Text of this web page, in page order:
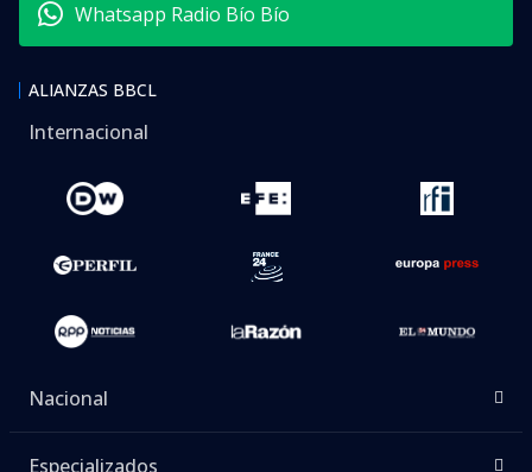
Whatsapp Radio Bío Bío
ALIANZAS BBCL
Internacional
Nacional
Especializados